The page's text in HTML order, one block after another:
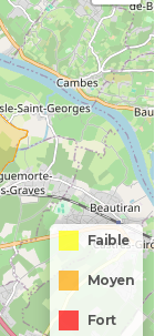
24 j Oui
5 j Oui
Faible
Moyen
Fort